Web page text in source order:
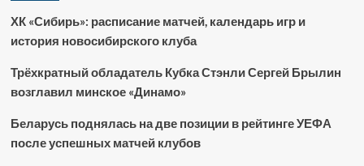
ХК «Сибирь»: расписание матчей, календарь игр и
история новосибирского клуба
Трёхкратный обладатель Кубка Стэнли Сергей Брылин
возглавил минское «Динамо»
Беларусь поднялась на две позиции в рейтинге УЕФА
после успешных матчей клубов